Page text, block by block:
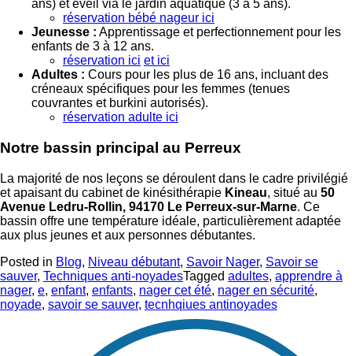
ans) et éveil via le jardin aquatique (3 à 5 ans).
réservation bébé nageur ici
Jeunesse : Apprentissage et perfectionnement pour les
enfants de 3 à 12 ans.
réservation ici et ici
Adultes : Cours pour les plus de 16 ans, incluant des
créneaux spécifiques pour les femmes (tenues
couvrantes et burkini autorisés).
réservation adulte ici
Notre bassin principal au Perreux
La majorité de nos leçons se déroulent dans le cadre privilégié
et apaisant du cabinet de kinésithérapie Kineau, situé au 50
Avenue Ledru-Rollin, 94170 Le Perreux-sur-Marne. Ce
bassin offre une température idéale, particulièrement adaptée
aux plus jeunes et aux personnes débutantes.
Posted in Blog, Niveau débutant, Savoir Nager, Savoir se
sauver, Techniques anti-noyadesTagged adultes, apprendre à
nager, e, enfant, enfants, nager cet été, nager en sécurité,
noyade, savoir se sauver, tecnhqiues antinoyades